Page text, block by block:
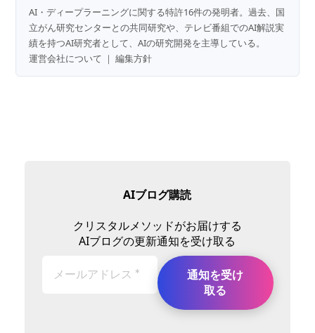
AI・ディープラーニングに関する特許16件の発明者。過去、国
立がん研究センターとの共同研究や、テレビ番組でのAI解説実
績を持つAI研究者として、AIの研究開発を主導している。
運営会社について ｜編集方針
AIブログ購読
クリスタルメソッドがお届けする
AIブログの更新通知を受け取る